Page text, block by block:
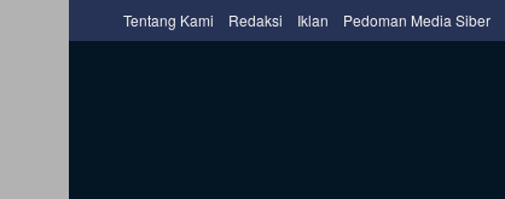
Tentang Kami Redaksi Iklan Pedoman Media Siber